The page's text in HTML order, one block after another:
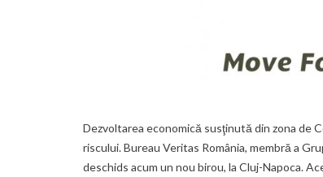
Dezvoltarea economică susţinută din zona de
riscului. Bureau Veritas România, membră a
deschids acum un nou birou, la Cluj-Napoca.